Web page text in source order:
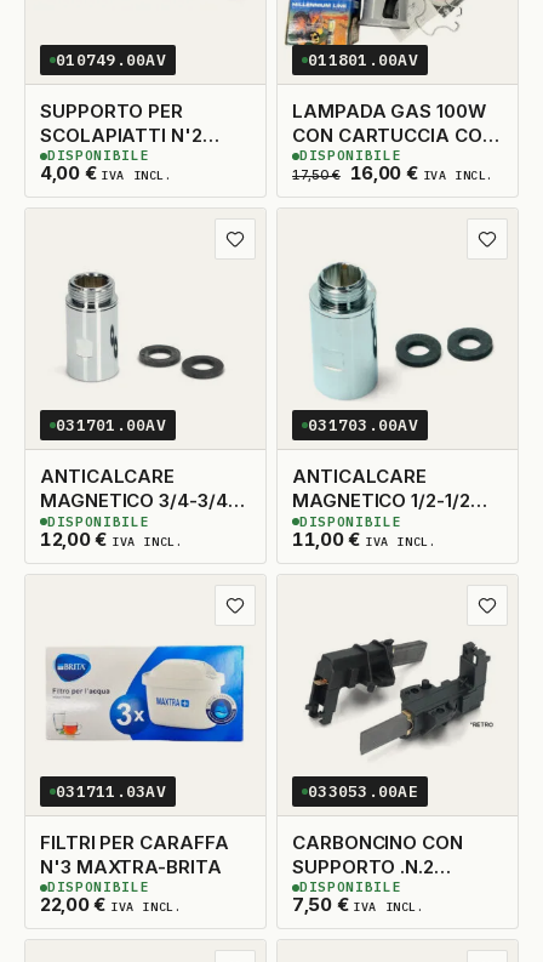
010749.00AV
SUPPORTO PER
SCOLAPIATTI N'2
INTERNO 226MM.
4,00 € IVA INCL.
6DISPONIBILI
DISPONIBILE
011801.00AV
LAMPADA GAS 100W
CON CARTUCCIA CON
PIEZOELETTRICO
17,50€ Il prezzo originale
16,00 €Il prezzo
IVA INCL.
4DISPONIBILI
DISPONIBILE
Aggiungi ai preferiti
031701.00AV
ANTICALCARE
MAGNETICO 3/4-3/4
WPRO
12,00€ IVA INCL.
6DISPONIBILI
DISPONIBILE
031703.00AV
ANTICALCARE
MAGNETICO 1/2-1/2
PER DOCCE-CALDAIE
11,00€ IVA INCL.
3DISPONIBILI
DISPONIBILE
Aggiungi ai preferiti
031711.03AV
FILTRI PER CARAFFA
N'3 MAXTRA-BRITA
22,00€ IVA INCL.
2DISPONIBILI
DISPONIBILE
033053.00AE
CARBONCINO CON
SUPPORTO .N.2
5X14X33 TAGLIO DX
ADATTABILE
7,50 € IVA INCL.
13 DISPONIBILI
DISPONIBILE